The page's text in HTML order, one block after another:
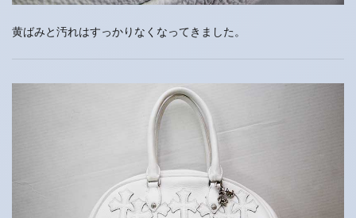
黄ばみと汚れはすっかりなくなってきました。